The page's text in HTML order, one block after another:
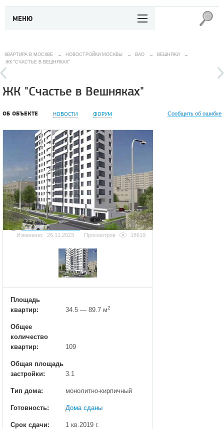
МЕНЮ
КВАРТИРА В МОСКВЕ → НОВОСТРОЙКИ МОСКВЫ → ВАО → ВЕШНЯКИ
→
ЖК "СЧАСТЬЕ В ВЕШНЯКАХ"
ЖК "Счастье в Вешняках"
ОБ ОБЪЕКТЕ НОВОСТИ ФОРУМ Сообщить об ошибке
Добавить фотографию
Изменено:
26.11.2023 Просмотров 18619
Площадь
квартир:
34.5 — 89.7 м2
Общее
количество
квартир:
109
Общая площадь
застройки:
3.1
Тип дома: монолитно-кирпичный
Готовность: Дома сданы
Срок сдачи: 1 кв.2019 г.